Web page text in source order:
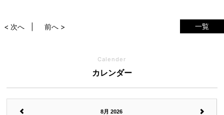
一覧
< 次へ 前へ >
Calender
カレンダー
8月 2026